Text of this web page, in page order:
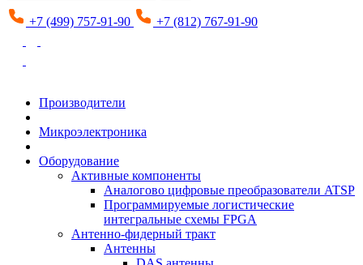
+7 (499) 757-91-90 +7 (812) 767-91-90
Производители
Микроэлектроника
Оборудование
Активные компоненты
Аналогово цифровые преобразователи ATSP
Программируемые логистические
интегральные схемы FPGA
Антенно-фидерный тракт
Антенны